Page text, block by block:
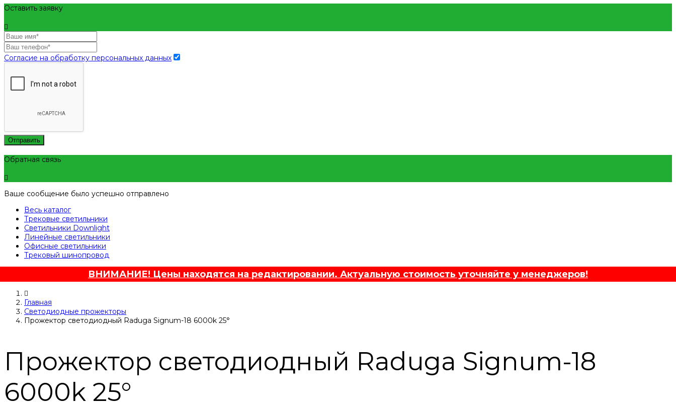
Оставить заявку
Согласие на обработку персональных данных
Отправить
Обратная связь
Ваше сообщение было успешно отправлено
Весь каталог
Трековые светильники
Светильники Downlight
Линейные светильники
Офисные светильники
Трековый шинопровод
ВНИМАНИЕ! Цены находятся на редактировании. Актуальную стоимость уточняйте у менеджеров!
Главная
Светодиодные прожекторы
Прожектор светодиодный Raduga Signum-18 6000k 25°
Прожектор светодиодный Raduga Signum-18
6000k 25°